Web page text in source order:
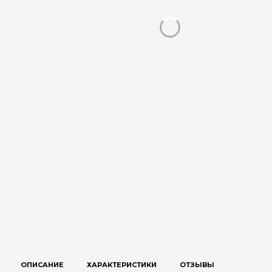
ОПИСАНИЕ ХАРАКТЕРИСТИКИ ОТЗЫВЫ